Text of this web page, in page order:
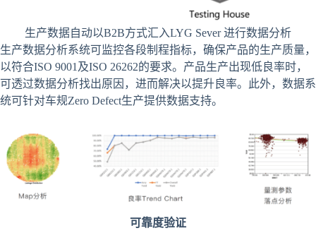
生产数据自动以B2B方式汇入LYG Sever 进行数据分析
生产数据分析系统可监控各段制程指标，确保产品的生产质量，
以符合ISO 9001及ISO 26262的要求。产品生产出现低良率时，
可透过数据分析找出原因，进而解决以提升良率。此外，数据系
统可针对车规Zero Defect生产提供数据支持。
可靠度验证